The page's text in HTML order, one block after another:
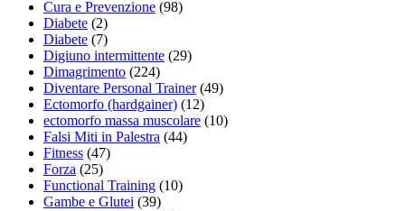
Cura e Prevenzione (98)
Diabete (2)
Diabete (7)
Digiuno intermittente (29)
Dimagrimento (224)
Diventare Personal Trainer(49)
Ectomorfo (hardgainer) (12)
ectomorfo massa muscolare (10)
Falsi Miti in Palestra (44)
Fitness (47)
Forza (25)
Functional Training (10)
Gambe e Glutei (39)